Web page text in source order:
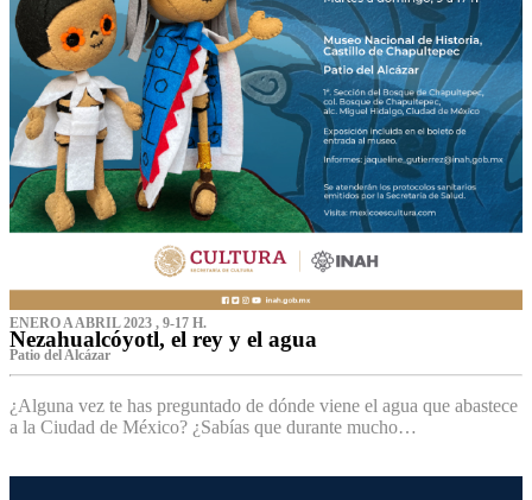
ENERO A ABRIL 2023 , 9-17 H.
Nezahualcóyotl, el rey y el agua
Patio del Alcázar
¿Alguna vez te has preguntado de dónde viene el agua que abastece
a la Ciudad de México? ¿Sabías que durante mucho…